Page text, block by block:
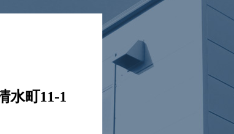
水町11-1